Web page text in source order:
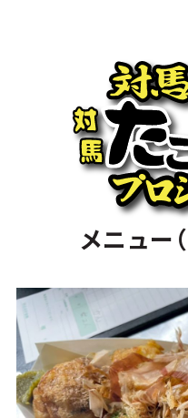
メニュー （